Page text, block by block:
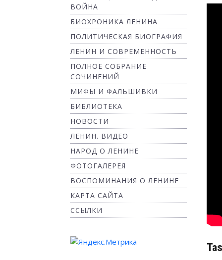
ВОЙНА
БИОХРОНИКА ЛЕНИНА
ПОЛИТИЧЕСКАЯ БИОГРАФИЯ
ЛЕНИН И СОВРЕМЕННОСТЬ
ПОЛНОЕ СОБРАНИЕ
СОЧИНЕНИЙ
МИФЫ И ФАЛЬШИВКИ
БИБЛИОТЕКА
НОВОСТИ
ЛЕНИН. ВИДЕО
НАРОД О ЛЕНИНЕ
ФОТОГАЛЕРЕЯ
ВОСПОМИНАНИЯ О ЛЕНИНЕ
КАРТА САЙТА
ССЫЛКИ